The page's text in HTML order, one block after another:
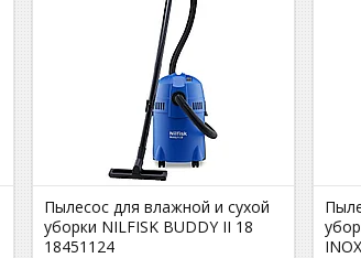
Пылесос для влажной и сухой
уборки NILFISK BUDDY II 18
18451124